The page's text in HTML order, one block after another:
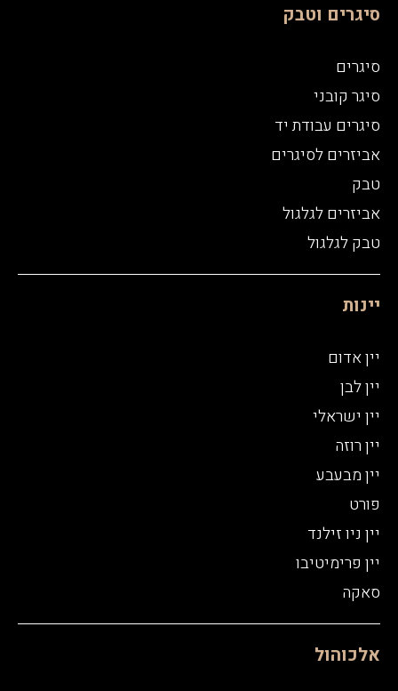
סיגרים וטבק
סיגרים
סיגר קובני
סיגרים עבודת יד
אביזרים לסיגרים
טבק
אביזרים לגלגול
טבק לגלגול
יינות
יין אדום
יין לבן
יין ישראלי
יין רוזה
יין מבעבע
פורט
יין ניו זילנד
יין פרימיטיבו
סאקה
אלכוהול